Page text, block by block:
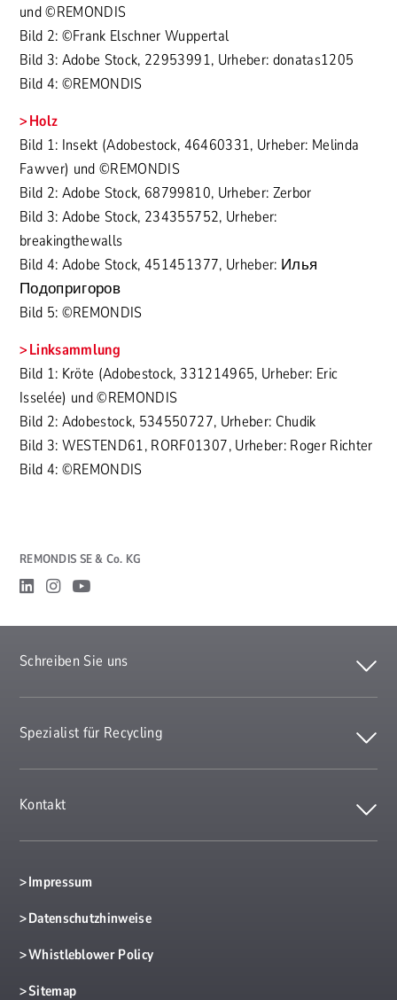
und ©REMONDIS
Bild 2: ©Frank Elschner Wuppertal
Bild 3: Adobe Stock, 22953991, Urheber: donatas1205
Bild 4: ©REMONDIS
Holz
Bild 1: Insekt (Adobestock, 46460331, Urheber: Melinda
Fawver) und ©REMONDIS
Bild 2: Adobe Stock, 68799810, Urheber: Zerbor
Bild 3: Adobe Stock, 234355752, Urheber:
breakingthewalls
Bild 4: Adobe Stock, 451451377, Urheber: Илья
Подопригоров
Bild 5: ©REMONDIS
Linksammlung
Bild 1: Kröte (Adobestock, 331214965, Urheber: Eric
Isselée) und ©REMONDIS
Bild 2: Adobestock, 534550727, Urheber: Chudik
Bild 3: WESTEND61, RORF01307, Urheber: Roger Richter
Bild 4: ©REMONDIS
REMONDIS SE & Co. KG
Impressum
Datenschutzhinweise
Whistleblower Policy
Sitemap
Schreiben Sie uns
Spezialist für Recycling
Kontakt